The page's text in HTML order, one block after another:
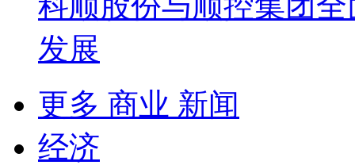
发展
更多 商业 新闻
经济